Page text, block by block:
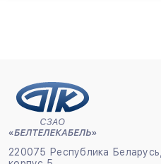
220075 Республика